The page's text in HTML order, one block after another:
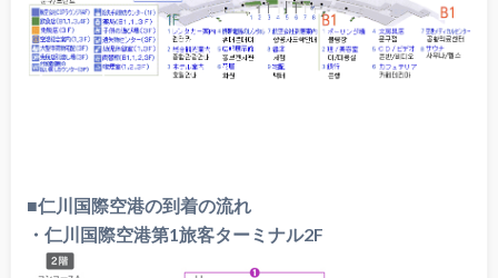
■仁川国際空港の到着の流れ
・仁川国際空港第1旅客ターミナル2F